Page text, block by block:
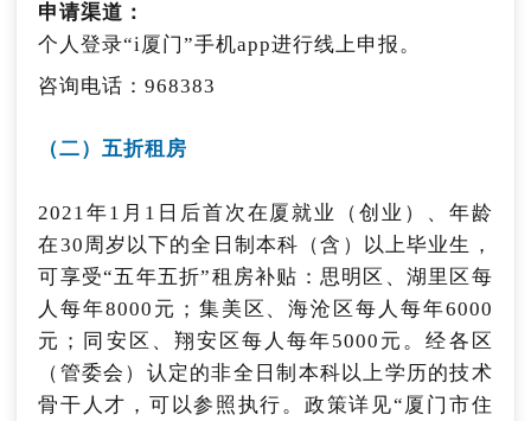
业社会保险补贴个人申请期。次月为公示、公安
核查和区就业中心审核期，审核结束后组织发
放。
12333、厦门市各社区（村）便民服务中心
（四）一次性就业“红娘”补贴
对非公职人员的就业红娘结对帮扶促进离校未就
业困难毕业生稳定就业的（即被用人单位录用，
办理就业登记并在该用人单位连续缴纳社会保险
费3个月及以上），可根据帮扶促进人数给予每
人最高1000元一次性就业“红娘”补贴。
（三）创业项目评选资助
年内的全日制普通大中专院校毕业生（含港澳台
高校及在国外接受高等教育的留学回国毕业生）
在厦门行政区域内创业的独资、合资、合伙企业
以及民办非公企业单位、农民专业合作社、个体
工商户等创业实体。福建省人社部门按照各项目
资助等级拨付资金3万-10万元。
申请渠道：
申请渠道：
个人登录“i厦门”手机app进行线上申报。
咨询电话：968383
（二）五折租房
2021年1月1日后首次在厦就业（创业）、年龄
在30周岁以下的全日制本科（含）以上毕业生，
可享受“五年五折”租房补贴：思明区、湖里区每
人每年8000元；集美区、海沧区每人每年6000
元；同安区、翔安区每人每年5000元。经各区
（管委会）认定的非全日制本科以上学历的技术
骨干人才，可以参照执行。政策详见“厦门市住